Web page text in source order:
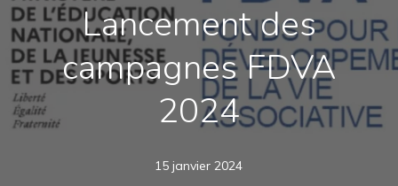
Lancement des
campagnes FDVA
2024
15 janvier 2024